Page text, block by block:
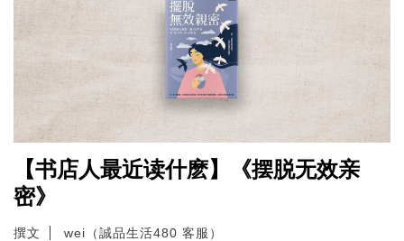
【书店人最近读什麽】《摆脱无效亲
密》
撰文 wei（誠品生活480 客服）